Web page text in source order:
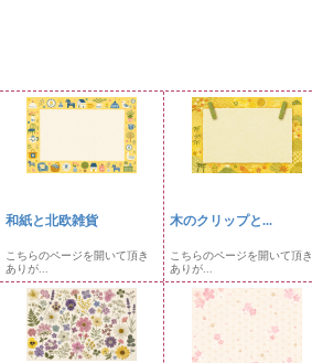
和紙と北欧雑貨
こちらのページを開いて頂き
ありが...
木のクリップと...
こちらのページを開いて頂き
ありが...